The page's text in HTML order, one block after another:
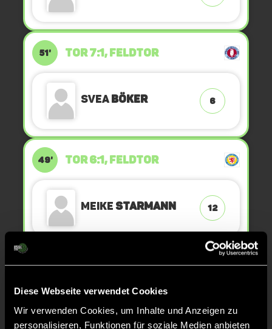
Diese Webseite verwendet Cookies
Wir verwenden Cookies, um Inhalte und Anzeigen zu
personalisieren, Funktionen für soziale Medien anbieten
51' TOR 7:1, FELDTOR
SveaBöker 6
49' TOR 6:1, FELDTOR
MeikeStarmann 12
48' TOR 6:0, FELDTOR
GesaLubienski 23